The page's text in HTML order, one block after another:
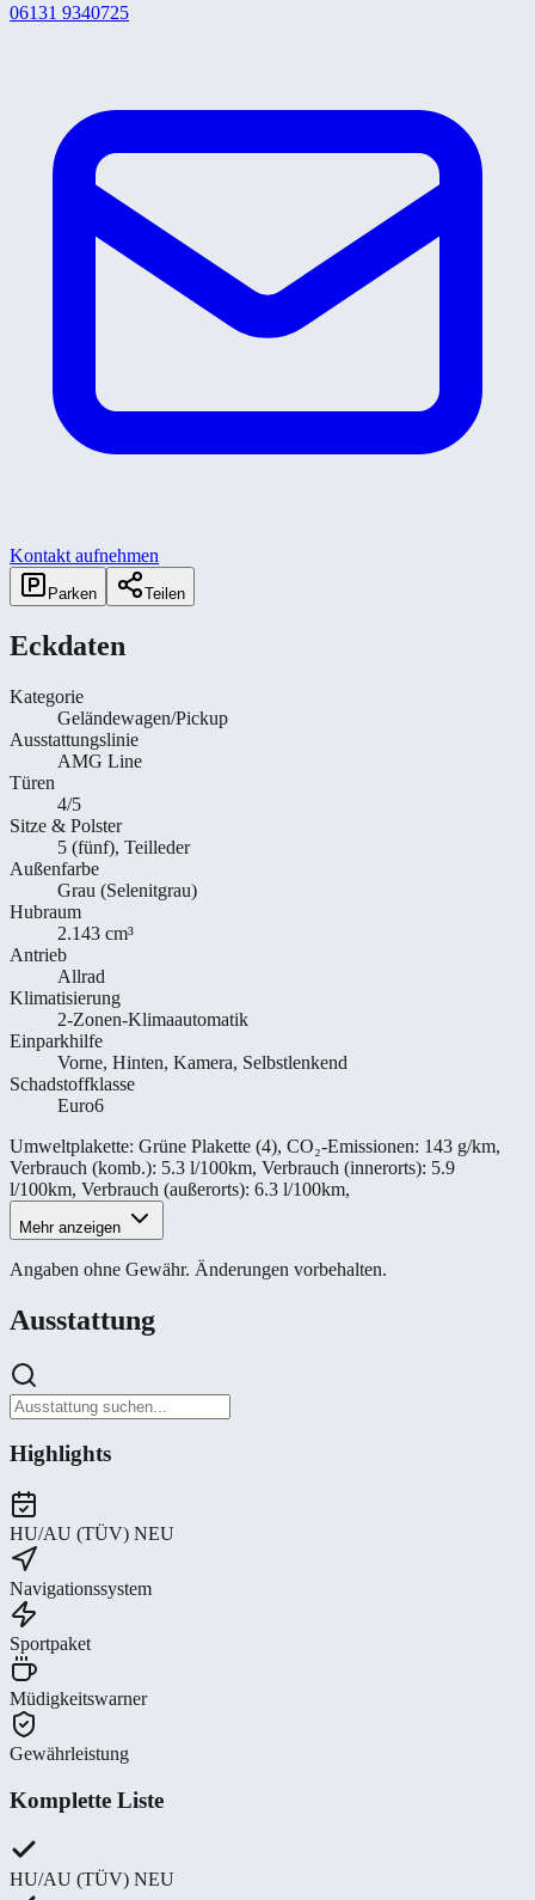
06131 9340725
Kontakt aufnehmen
Parken Teilen
Eckdaten
Kategorie
Geländewagen/Pickup
Ausstattungslinie
AMG Line
Türen
4/5
Sitze & Polster
5 (fünf), Teilleder
Außenfarbe
Grau (Selenitgrau)
Hubraum
2.143 cm³
Antrieb
Allrad
Klimatisierung
2-Zonen-Klimaautomatik
Einparkhilfe
Vorne, Hinten, Kamera, Selbstlenkend
Schadstoffklasse
Euro6
Umweltplakette: Grüne Plakette (4), CO₂-Emissionen: 143 g/km,
Verbrauch (komb.): 5.3 l/100km, Verbrauch (innerorts): 5.9
l/100km, Verbrauch (außerorts): 6.3 l/100km,
Mehr anzeigen
Angaben ohne Gewähr. Änderungen vorbehalten.
Ausstattung
Highlights
HU/AU (TÜV) NEU
Navigationssystem
Sportpaket
Müdigkeitswarner
Gewährleistung
Komplette Liste
HU/AU (TÜV) NEU